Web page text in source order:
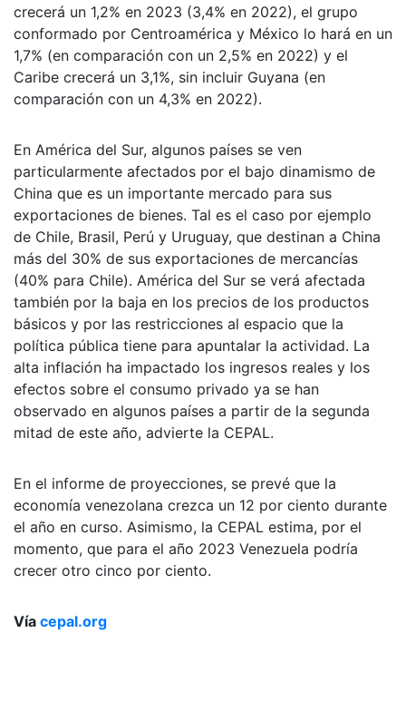
crecerá un 1,2% en 2023 (3,4% en 2022), el grupo
conformado por Centroamérica y México lo hará en un
1,7% (en comparación con un 2,5% en 2022) y el
Caribe crecerá un 3,1%, sin incluir Guyana (en
comparación con un 4,3% en 2022).
En América del Sur, algunos países se ven
particularmente afectados por el bajo dinamismo de
China que es un importante mercado para sus
exportaciones de bienes. Tal es el caso por ejemplo
de Chile, Brasil, Perú y Uruguay, que destinan a China
más del 30% de sus exportaciones de mercancías
(40% para Chile). América del Sur se verá afectada
también por la baja en los precios de los productos
básicos y por las restricciones al espacio que la
política pública tiene para apuntalar la actividad. La
alta inflación ha impactado los ingresos reales y los
efectos sobre el consumo privado ya se han
observado en algunos países a partir de la segunda
mitad de este año, advierte la CEPAL.
En el informe de proyecciones, se prevé que la
economía venezolana crezca un 12 por ciento durante
el año en curso. Asimismo, la CEPAL estima, por el
momento, que para el año 2023 Venezuela podría
crecer otro cinco por ciento.
Vía cepal.org